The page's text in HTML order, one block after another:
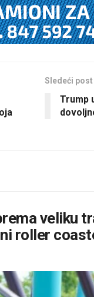
Sledeći post
Trump
veliku
roller